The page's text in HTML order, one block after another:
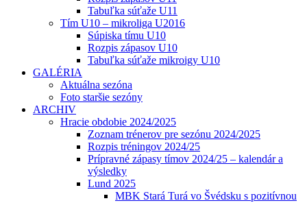
Tabuľka súťaže U11
Tím U10 – mikroliga U2016
Súpiska tímu U10
Rozpis zápasov U10
Tabuľka súťaže mikroigy U10
GALÉRIA
Aktuálna sezóna
Foto staršie sezóny
ARCHIV
Hracie obdobie 2024/2025
Zoznam trénerov pre sezónu 2024/2025
Rozpis tréningov 2024/25
Prípravné zápasy tímov 2024/25 – kalendár a
výsledky
Lund 2025
MBK Stará Turá vo Švédsku s pozitívnou